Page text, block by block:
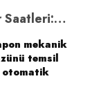
Orient ve Orient Star Saatleri: Japon Mekanik Saatçiliğinde Gelenek, Ulaşılabilirlik ve Üst Düzey İşçilik
mekanik
temsil
otomatik